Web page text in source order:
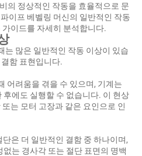
의 정상적인 작동을 효율적으로 문
이프 베벨링 머신의 일반적인 작동
이드를 자세히 분석합니다.
는 많은 일반적인 작동 이상이 있습
함 표현입니다.
어려움을 겪을 수 있으며, 기계는
에도 실행할 수 없습니다. 이 현상
는 모터 고장과 같은 요인으로 인
은 더 일반적인 결함 중 하나이며,
는 경사각 또는 절단 표면의 명백